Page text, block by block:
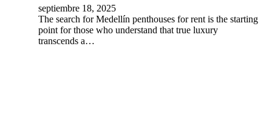
septiembre 18, 2025
The search for Medellín penthouses for rent is the starting
point for those who understand that true luxury
transcends a…